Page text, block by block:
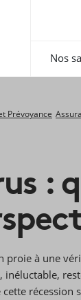
Nos
Prévoyance
:
proie à une
inéluctable,